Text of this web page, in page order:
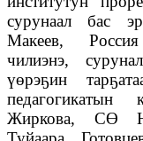
сурунаал бас
Макеев,
чилиэнэ,
үөрэҕин
педагогикатын
Жиркова, СӨ